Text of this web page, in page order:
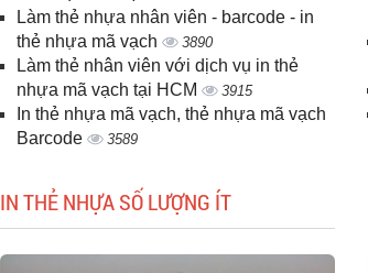
Làm thẻ nhựa nhân viên - barcode - in
thẻ nhựa mã vạch
3890
Làm thẻ nhân viên với dịch vụ in thẻ
nhựa mã vạch tại HCM
3915
In thẻ nhựa mã vạch, thẻ nhựa mã vạch
Barcode
3589
IN THẺ NHỰA SỐ LƯỢNG ÍT